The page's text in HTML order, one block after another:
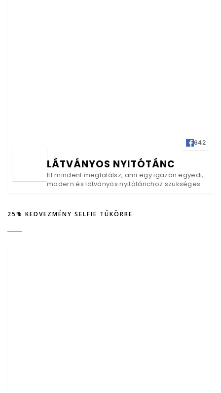
642
LÁTVÁNYOS NYITÓTÁNC
Itt mindent megtalálsz, ami egy igazán egyedi,
modern és látványos nyitótánchoz szükséges
25% KEDVEZMÉNY SELFIE TÜKÖRRE